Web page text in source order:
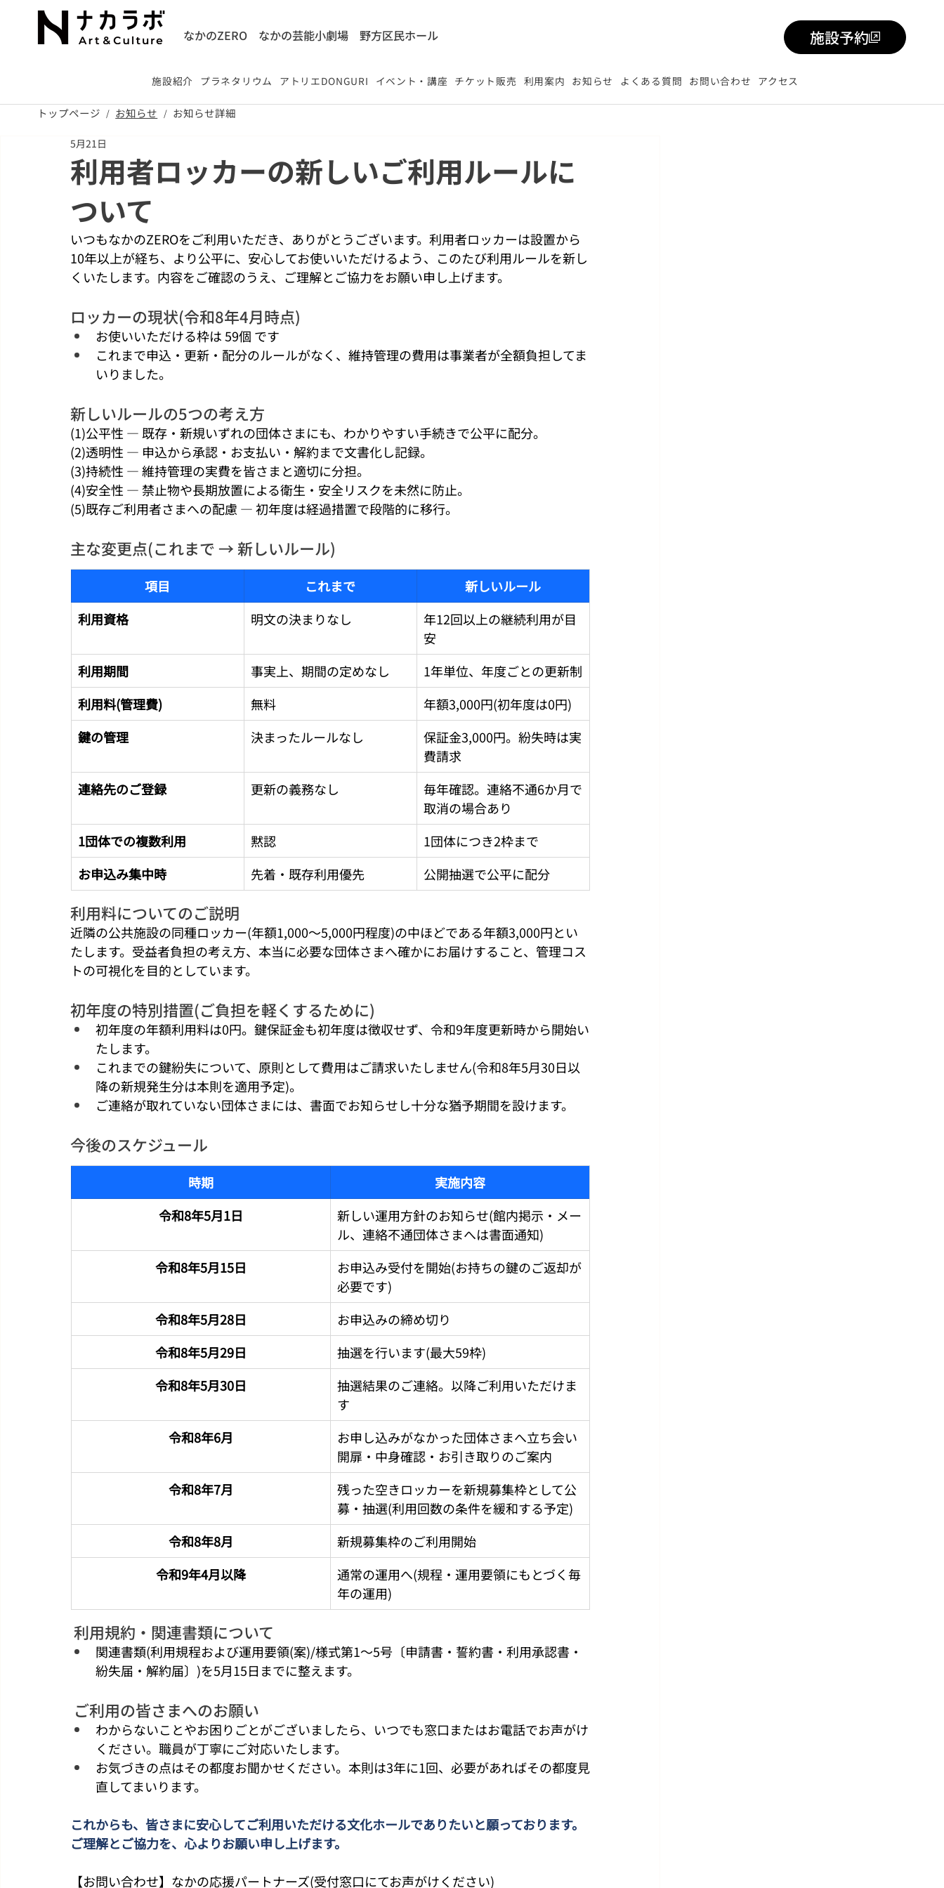
なかのZERO なかの芸能小劇場 ​野方区民ホール 施設予約
施設紹介 プラネタリウム アトリエDONGURI イベント・講座 チケット販売 利用案内 お知らせ よくある質問 お問い合わせ アクセス
利用者ロッカーの新しいご利用ルールに
ついて
5月21日
いつもなかのZEROをご利用いただき、ありがとうございます。利用者ロッカーは設置から
10年以上が経ち、より公平に、安心してお使いいただけるよう、このたび利用ルールを新し
くいたします。内容をご確認のうえ、ご理解とご協力をお願い申し上げます。
ロッカーの現状(令和8年4月時点)
お使いいただける枠は 59個 です
これまで申込・更新・配分のルールがなく、維持管理の費用は事業者が全額負担してま
いりました。
新しいルールの5つの考え方
(1)公平性 ― 既存・新規いずれの団体さまにも、わかりやすい手続きで公平に配分。
(2)透明性 ― 申込から承認・お支払い・解約まで文書化し記録。
(3)持続性 ― 維持管理の実費を皆さまと適切に分担。
(4)安全性 ― 禁止物や長期放置による衛生・安全リスクを未然に防止。
(5)既存ご利用者さまへの配慮 ― 初年度は経過措置で段階的に移行。
主な変更点(これまで → 新しいルール)
項目 これまで
新しいルール
利用資格
明文の決まりなし
年12回以上の継続利用が目
安
利用期間
事実上、期間の定めなし
1年単位、年度ごとの更新制
利用料(管理費)
無料
年額3,000円(初年度は0円)
鍵の管理
決まったルールなし
保証金3,000円。紛失時は実
費請求
連絡先のご登録
更新の義務なし
毎年確認。連絡不通6か月で
取消の場合あり
1団体での複数利用
黙認
1団体につき2枠まで
お申込み集中時
先着・既存利用優先 公開抽選で公平に配分
利用料についてのご説明
近隣の公共施設の同種ロッカー(年額1,000〜5,000円程度)の中ほどである年額3,000円とい
たします。受益者負担の考え方、本当に必要な団体さまへ確かにお届けすること、管理コス
トの可視化を目的としています。
初年度の特別措置(ご負担を軽くするために)
初年度の年額利用料は0円。鍵保証金も初年度は徴収せず、令和9年度更新時から開始い
たします。
これまでの鍵紛失について、原則として費用はご請求いたしません(令和8年5月30日以
降の新規発生分は本則を適用予定)。
ご連絡が取れていない団体さまには、書面でお知らせし十分な猶予期間を設けます。
今後のスケジュール
時期
実施内容
令和8年5月1日
新しい運用方針のお知らせ(館内掲示・メー
ル、連絡不通団体さまへは書面通知)
令和8年5月15日
お申込み受付を開始(お持ちの鍵のご返却が
必要です)
令和8年5月28日
お申込みの締め切り
令和8年5月29日
抽選を行います(最大59枠)
令和8年5月30日
抽選結果のご連絡。以降ご利用いただけま
す
令和8年6月
お申し込みがなかった団体さまへ立ち会い
開扉・中身確認・お引き取りのご案内
令和8年7月
残った空きロッカーを新規募集枠として公
募・抽選(利用回数の条件を緩和する予定)
令和8年8月
新規募集枠のご利用開始
令和9年4月以降
通常の運用へ(規程・運用要領にもとづく毎
年の運用)
利用規約・関連書類について
関連書類(利用規程および運用要領(案)/様式第1〜5号〔申請書・誓約書・利用承認書・
紛失届・解約届〕)を5月15日までに整えます。
ご利用の皆さまへのお願い
わからないことやお困りごとがございましたら、いつでも窓口またはお電話でお声がけ
ください。職員が丁寧にご対応いたします。
お気づきの点はその都度お聞かせください。本則は3年に1回、必要があればその都度見
直してまいります。
これからも、皆さまに安心してご利用いただける文化ホールでありたいと願っております。
ご理解とご協力を、心よりお願い申し上げます。
【お問い合わせ】なかの応援パートナーズ(受付窓口にてお声がけください)
トップページ / お知らせ / ​お知らせ詳細